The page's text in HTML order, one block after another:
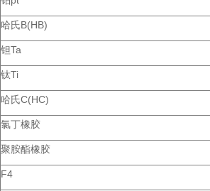
哈氏B(HB)
钽Ta
钛Ti
哈氏C(HC)
氯丁橡胶
聚胺酯橡胶
F4